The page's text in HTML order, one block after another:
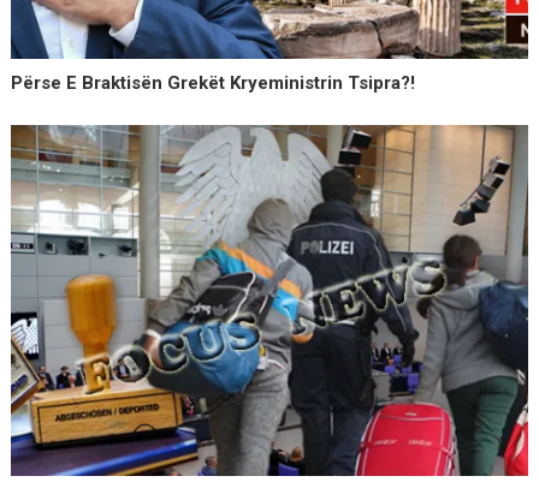
Përse E Braktisën Grekët Kryeministrin Tsipra?!